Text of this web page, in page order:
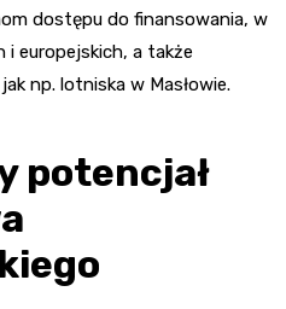
dostępu do finansowania, w
europejskich, a także
np. lotniska w Masłowie.
potencjał